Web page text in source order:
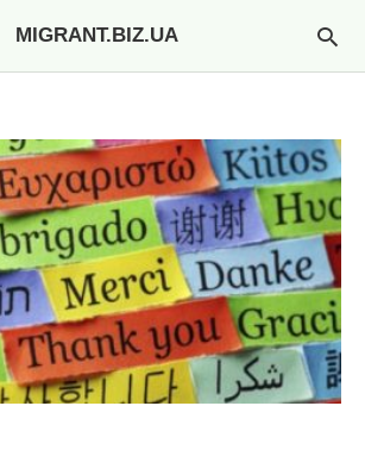
MIGRANT.BIZ.UA